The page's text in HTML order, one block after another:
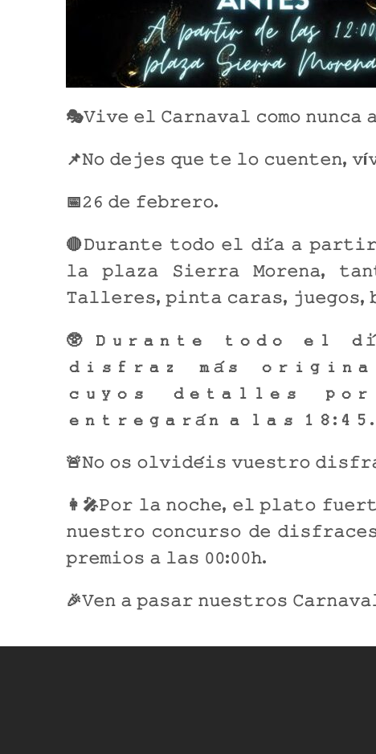
🎭𝚅𝚒𝚟𝚎 𝚎𝚕 𝙲𝚊𝚛𝚗𝚊𝚟𝚊𝚕 𝚌𝚘𝚖𝚘 𝚗𝚞𝚗𝚌𝚊
📌𝙽𝚘 𝚍𝚎𝚓𝚎𝚜 𝚚𝚞𝚎 𝚝𝚎 𝚕𝚘 𝚌𝚞𝚎𝚗𝚝𝚎𝚗,
📅𝟸𝟼 𝚍𝚎 𝚏𝚎𝚋𝚛𝚎𝚛𝚘.
🔴𝙳𝚞𝚛𝚊𝚗𝚝𝚎 𝚝𝚘𝚍𝚘 𝚎𝚕 𝚍𝚒́𝚊 𝚊
𝚕𝚊 𝚙𝚕𝚊𝚣𝚊 𝚂𝚒𝚎𝚛𝚛𝚊 𝙼𝚘𝚛𝚎𝚗𝚊,
𝚃𝚊𝚕𝚕𝚎𝚛𝚎𝚜, 𝚙𝚒𝚗𝚝𝚊 𝚌𝚊𝚛𝚊𝚜, 𝚓𝚞𝚎𝚐𝚘𝚜,
🥸𝙳𝚞𝚛𝚊𝚗𝚝𝚎 𝚝𝚘𝚍𝚘 𝚎𝚕
𝚍𝚒𝚜𝚏𝚛𝚊𝚣 𝚖𝚊́𝚜
𝚌𝚞𝚢𝚘𝚜 𝚍𝚎𝚝𝚊𝚕𝚕𝚎𝚜
𝚎𝚗𝚝𝚛𝚎𝚐𝚊𝚛𝚊́𝚗 𝚊 𝚕𝚊𝚜 𝟷𝟾:𝟺𝟻.
🚨𝙽𝚘 𝚘𝚜 𝚘𝚕𝚟𝚒𝚍𝚎́𝚒𝚜 𝚟𝚞𝚎𝚜𝚝𝚛𝚘
👩🎤𝙿𝚘𝚛 𝚕𝚊 𝚗𝚘𝚌𝚑𝚎, 𝚎𝚕 𝚙𝚕𝚊𝚝𝚘
𝚗𝚞𝚎𝚜𝚝𝚛𝚘 𝚌𝚘𝚗𝚌𝚞𝚛𝚜𝚘 𝚍𝚎
𝚙𝚛𝚎𝚖𝚒𝚘𝚜 𝚊 𝚕𝚊𝚜 𝟶𝟶:𝟶𝟶𝚑.
🎉𝚅𝚎𝚗 𝚊 𝚙𝚊𝚜𝚊𝚛 𝚗𝚞𝚎𝚜𝚝𝚛𝚘𝚜